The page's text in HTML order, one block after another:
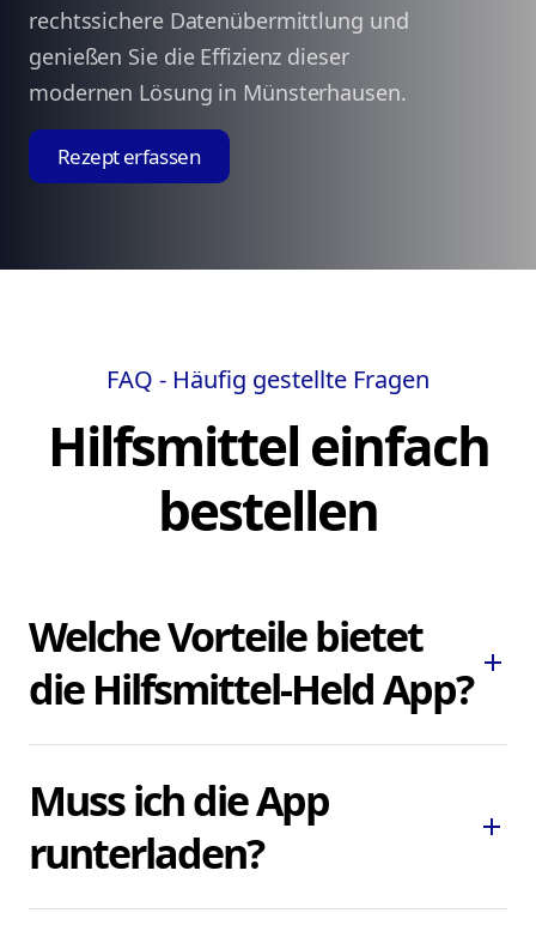
rechtssichere Datenübermittlung und
genießen Sie die Effizienz dieser
modernen Lösung in Münsterhausen.
Rezept erfassen
FAQ - Häufig gestellte Fragen
Hilfsmittel einfach
bestellen
Welche Vorteile bietet
die Hilfsmittel-Held App? add
Ihnen, dringend benötigte Pflegehilfsmittel
und Hilfsmittel schnell und bequem zu
bestellen, ohne lokale Sanitätshäuser
aufsuchen oder kontaktieren zu müssen.
Muss ich die App
runterladen?
add